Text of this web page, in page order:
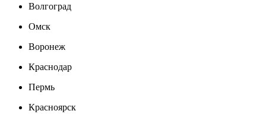
Волгоград
Омск
Воронеж
Краснодар
Пермь
Красноярск